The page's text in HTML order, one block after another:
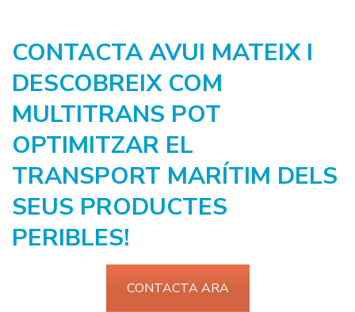
CONTACTA AVUI MATEIX I
DESCOBREIX COM
MULTITRANS POT
OPTIMITZAR EL
TRANSPORT MARÍTIM DELS
SEUS PRODUCTES
PERIBLES!
CONTACTA ARA